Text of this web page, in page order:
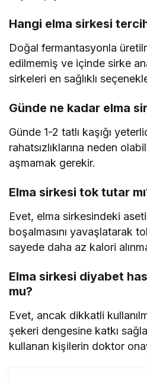
Hangi elma sirkesi
Doğal fermantasyonla
edilmemiş ve içinde sirke
sirkeleri en sağlıklı
Günde ne kadar elma
Günde 1-2 tatlı kaşığı
rahatsızlıklarına neden
aşmamak gerekir.
Elma sirkesi tok tutar
Evet, elma sirkesindeki
boşalmasını yavaşlatarak
sayede daha az kalori
Elma sirkesi diyabet
mu?
Evet, ancak dikkatli
şekeri dengesine katkı
kullanan kişilerin doktor